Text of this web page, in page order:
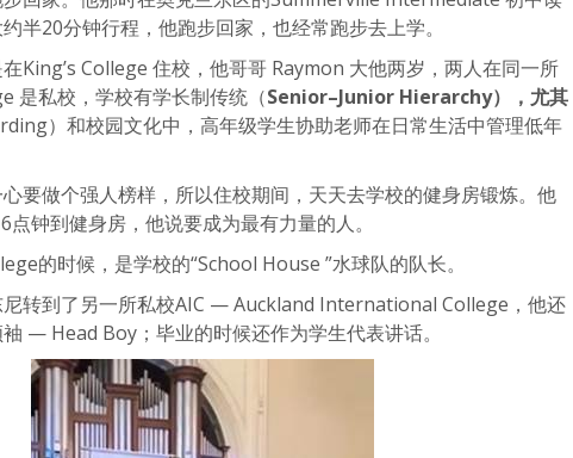
半20分钟行程，他跑步回家，也经常跑步去上学。
King’s College 住校，他哥哥 Raymon 大他两岁，两人在同一所
是私校，学校有学长制传统（Senior–Junior Hierarchy），尤其
）和校园文化中，高年级学生协助老师在日常生活中管理低年
要做个强人榜样，所以住校期间，天天去学校的健身房锻炼。他
钟到健身房，他说要成为最有力量的人。
的时候，是学校的“School House ”水球队的队长。
尼转到了另一所私校AIC — Auckland International College，他还
— Head Boy；毕业的时候还作为学生代表讲话。